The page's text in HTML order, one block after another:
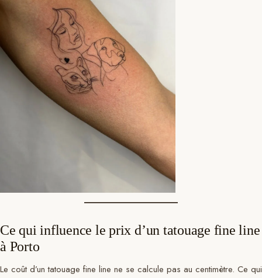
Ce qui influence le prix d’un tatouage fine line
à Porto
Le coût d’un tatouage fine line ne se calcule pas au centimètre. Ce qui